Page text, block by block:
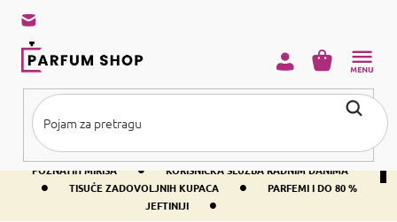
sadržaj
BESPLATNA DOSTAVA IZNAD PRIBLIŽNO 37 € •
400+ SVJETSKI
POZNATIH MIRISA
• KORISNIČKA SLUŽBA RADNIM DANIMA
• TISUĆE ZADOVOLJNIH KUPACA •
PARFEMI I DO 80 %
JEFTINIJI
•
KOŠARICA